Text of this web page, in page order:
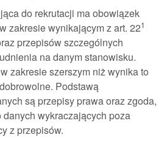
do rekrutacji ma obowiązek
zakresie wynikającym z art. 221
przepisów szczególnych
na danym stanowisku.
zakresie szerszym niż wynika to
Podstawą
są przepisy prawa oraz zgoda,
wykraczających poza
z przepisów.